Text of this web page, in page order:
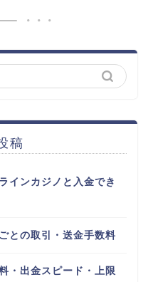
稿
インカジノと入金でき
との取引・送金手数料
・出金スピード・上限